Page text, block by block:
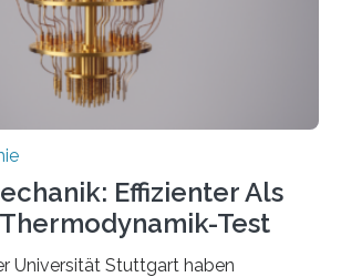
Effizienter Als
Test
Universität Stuttgart haben